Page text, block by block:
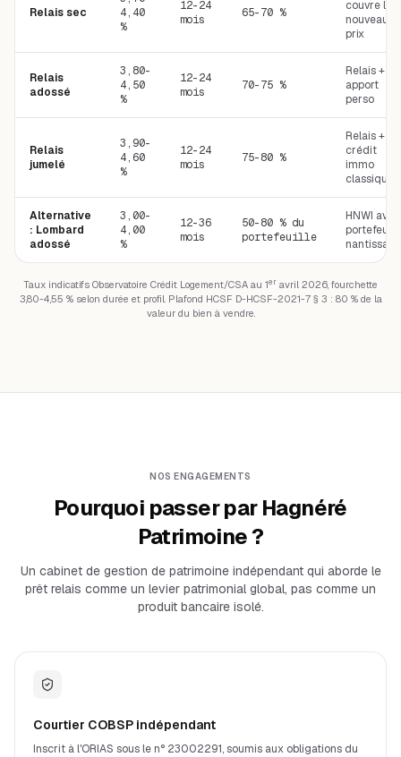
Relais sec
4,40
%
12-24
mois
65-70 %
couvre le
nouveau
prix
Relais
adossé
3,80-
4,50
%
12-24
mois
70-75 %
Relais +
apport
perso
Relais
jumelé
3,90-
4,60
%
12-24
mois
75-80 %
Relais +
crédit
immo
classique
Alternative
: Lombard
adossé
3,00-
4,00
%
12-36
mois
50-80 % du
portefeuille
HNWI avec
Taux indicatifs Observatoire Crédit Logement/CSA au 1er avril 2026, fourchette
3,80-4,55 % selon durée et profil. Plafond HCSF D-HCSF-2021-7 § 3 : 80 % de la
valeur du bien à vendre.
NOS ENGAGEMENTS
Pourquoi passer par Hagnéré
Patrimoine ?
Un cabinet de gestion de patrimoine indépendant qui aborde le
prêt relais comme un levier patrimonial global, pas comme un
produit bancaire isolé.
Courtier COBSP indépendant
Inscrit à l'ORIAS sous le n° 23002291, soumis aux obligations du